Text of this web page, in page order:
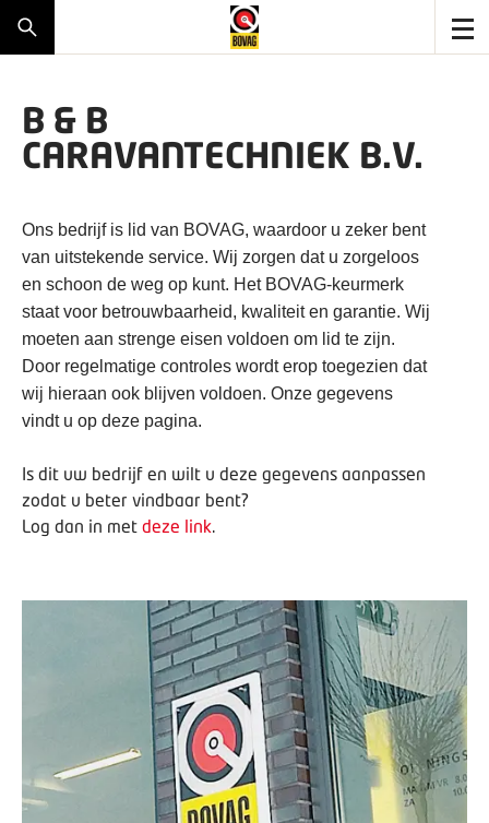
B & B
CARAVANTECHNIEK B.V.
Ons bedrijf is lid van BOVAG, waardoor u zeker bent
van uitstekende service. Wij zorgen dat u zorgeloos
en schoon de weg op kunt. Het BOVAG-keurmerk
staat voor betrouwbaarheid, kwaliteit en garantie. Wij
moeten aan strenge eisen voldoen om lid te zijn.
Door regelmatige controles wordt erop toegezien dat
wij hieraan ook blijven voldoen. Onze gegevens
vindt u op deze pagina.
Is dit uw bedrijf en wilt u deze gegevens aanpassen
zodat u beter vindbaar bent?
Log dan in met deze link.